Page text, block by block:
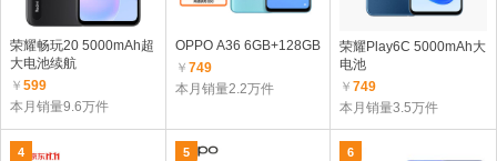
荣耀畅玩20 5000mAh超
大电池续航
￥ 599
本月销量9.6万件
OPPO A36 6GB+128GB
￥ 749
本月销量2.2万件
荣耀Play6C 5000mAh大
电池
￥749
本月销量3.5万件
4 5 6